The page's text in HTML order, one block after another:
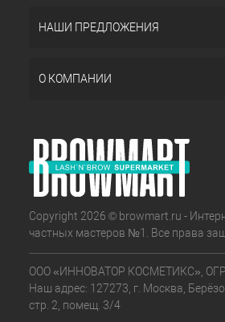
НАШИ ПРЕДЛОЖЕНИЯ
О КОМПАНИИ
Copyright 2026 © browmart.ru -
частных мастеров №1. Все права
ООО «ИННОВАТОР КОСМЕТИКС»,
Наш адрес: 127273, г. Москва,
стр. 2, помещ. 3/4